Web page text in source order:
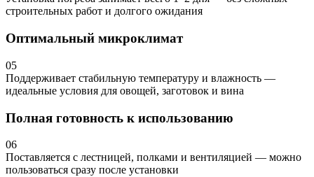
строительных работ и долгого ожидания
Оптимальный микроклимат
05
Поддерживает стабильную температуру и влажность —
идеальные условия для овощей, заготовок и вина
Полная готовность к использованию
06
Поставляется с лестницей, полками и вентиляцией — можно
пользоваться сразу после установки